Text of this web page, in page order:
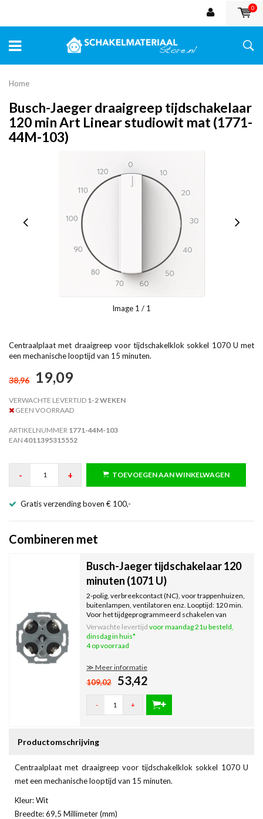
0
Home
Busch-Jaeger draaigreep tijdschakelaar
120 min Art Linear studiowit mat (1771-
44M-103)
Image 1 / 1
Centraalplaat met draaigreep voor tijdschakelklok sokkel 1070 U met
een mechanische looptijd van 15 minuten.
38,96 19,09
VERWACHTE LEVERTIJD 1-2 WEKEN
GEEN VOORRAAD
ARTIKELNUMMER 1771-44M-103
EAN 4011395315552
- + TOEVOEGEN AAN WINKELWAGEN
Gratis verzending boven € 100,-
Combineren met
Busch-Jaeger tijdschakelaar 120
minuten (1071 U)
2-polig, verbreekcontact (NC), voor trappenhuizen,
buitenlampen, ventilatoren enz. Looptijd: 120 min.
Voor het tijdgeprogrammeerd schakelen van
elektrische verbruikers.
Verwachte levertijd voor maandag 21u besteld,
dinsdag in huis*
4 op voorraad
≫ Meer informatie
109,02 53,42
- +
Productomschrijving
Centraalplaat met draaigreep voor tijdschakelklok sokkel 1070 U
met een mechanische looptijd van 15 minuten.
Kleur: Wit
Breedte: 69,5 Millimeter (mm)